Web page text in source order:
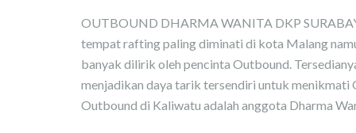
OUTBOUND DHARMA WANITA DKP
tempat rafting paling diminati di kota Malang
banyak dilirik oleh pencinta Outbound.
menjadikan daya tarik tersendiri untuk
Outbound di Kaliwatu adalah anggota Dharma